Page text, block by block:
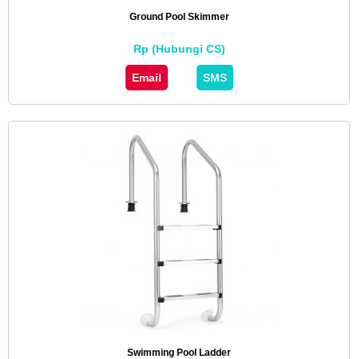
Ground Pool Skimmer
Rp (Hubungi CS)
Email SMS
Swimming Pool Ladder